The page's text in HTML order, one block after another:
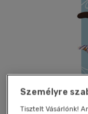
Személyre
Tisztelt Vásárlónk!